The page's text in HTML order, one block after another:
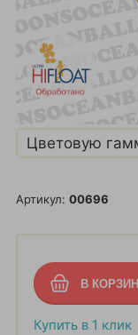
Цветовую
Артикул: 00696
Купить в 1 клик